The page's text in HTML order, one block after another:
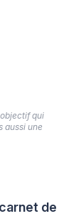
de
qui
aussi une